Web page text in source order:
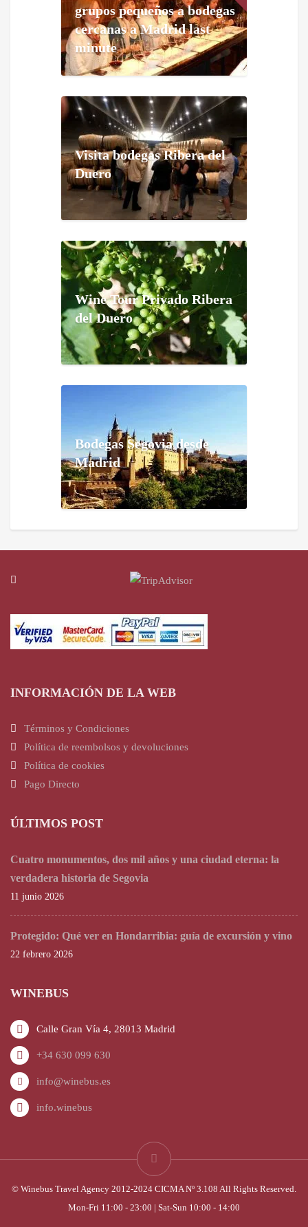
grupos pequeños a bodegas
cercanas a Madrid last
minute
Visita bodegas Ribera del
Duero
Wine Tour Privado Ribera
del Duero
Bodegas Segovia desde
Madrid
INFORMACIÓN DE LA WEB
Términos y Condiciones
Política de reembolsos y devoluciones
Política de cookies
Pago Directo
ÚLTIMOS POST
Cuatro monumentos, dos mil años y una ciudad eterna: la
verdadera historia de Segovia
11 junio 2026
Protegido: Qué ver en Hondarribia: guía de excursión y vino
22 febrero 2026
WINEBUS
Calle Gran Vía 4, 28013 Madrid
+34 630 099 630
info@winebus.es
info.winebus
© Winebus Travel Agency 2012-2024 CICMA Nº 3.108 All Rights Reserved.
Mon-Fri 11:00 - 23:00 | Sat-Sun 10:00 - 14:00